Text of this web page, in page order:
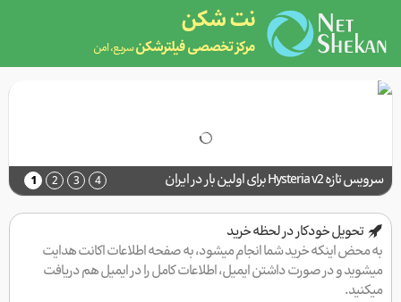
نت شکن
مرکز تخصصی فیلترشکنسریع، امن
سرویس تازه Hysteria v2 برای اولین بار در ایران 1 2 3 4
تحویل خودکار در لحظه خرید
به محض اینکه خرید شما انجام میشود، به صفحه اطلاعات اکانت هدایت
میشوید و در صورت داشتن ایمیل، اطلاعات کامل را در ایمیل هم دریافت
میکنید.